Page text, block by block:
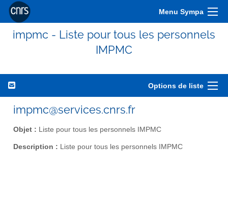
Menu Sympa
impmc - Liste pour tous les personnels
IMPMC
Options de liste
impmc@services.cnrs.fr
Objet : Liste pour tous les personnels IMPMC
Description : Liste pour tous les personnels IMPMC